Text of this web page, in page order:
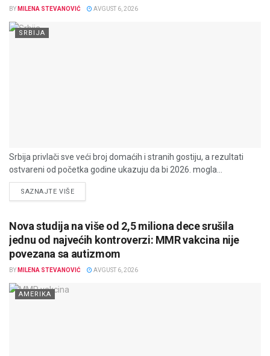
BY MILENA STEVANOVIĆ AVGUST 6, 2026
SRBIJA
Srbija privlači sve veći broj domaćih i stranih gostiju, a rezultati
ostvareni od početka godine ukazuju da bi 2026. mogla...
SAZNAJTE VIŠEDETAILS
Nova studija na više od 2,5 miliona dece srušila
jednu od najvećih kontroverzi: MMR vakcina nije
povezana sa autizmom
BY MILENA STEVANOVIĆ AVGUST 6, 2026
AMERIKA